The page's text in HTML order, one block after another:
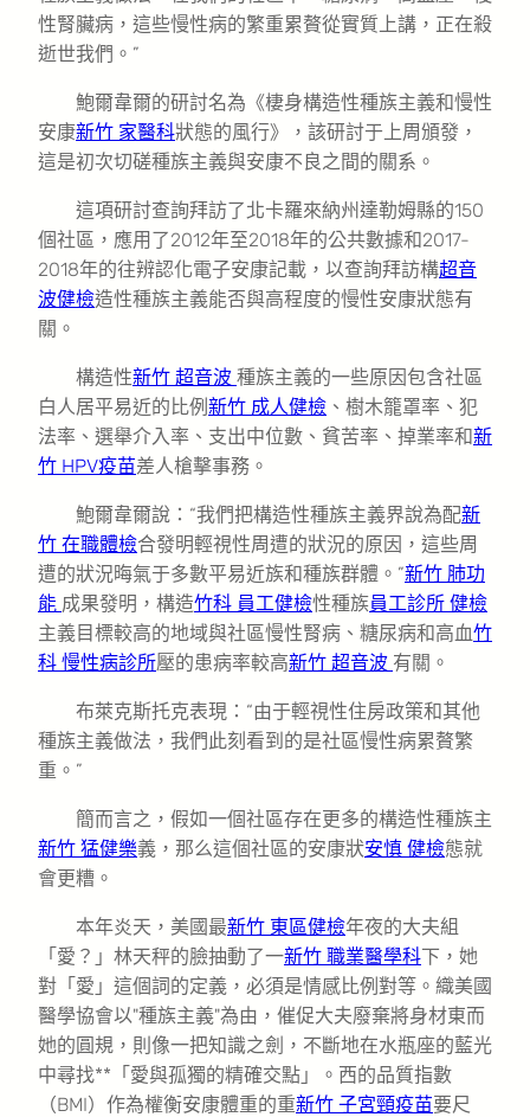
性腎臟病，這些慢性病的繁重累贅從實質上講，正在殺
逝世我們。”
鮑爾韋爾的研討名為《棲身構造性種族主義和慢性
安康新竹 家醫科狀態的風行》，該研討于上周頒發，
這是初次切磋種族主義與安康不良之間的關系。
這項研討查詢拜訪了北卡羅來納州達勒姆縣的150
個社區，應用了2012年至2018年的公共數據和2017-
2018年的往辨認化電子安康記載，以查詢拜訪構超音
波健檢造性種族主義能否與高程度的慢性安康狀態有
關。
構造性新竹 超音波 種族主義的一些原因包含社區
白人居平易近的比例 新竹 成人健檢 、樹木籠罩率、犯
法率、選舉介入率、支出中位數、貧苦率、掉業率和新
竹 HPV疫苗差人槍擊事務。
鮑爾韋爾說：“我們把構造性種族主義界說為配新
竹 在職體檢合發明輕視性周遭的狀況的原因，這些周
遭的狀況晦氣于多數平易近族和種族群體。”新竹 肺功
能 成果發明，構造竹科 員工健檢性種族員工診所 健檢
主義目標較高的地域與社區慢性腎病、糖尿病和高血竹
科 慢性病診所壓的患病率較高新竹 超音波 有關。
布萊克斯托克表現：“由于輕視性住房政策和其他
種族主義做法，我們此刻看到的是社區慢性病累贅繁
重。”
簡而言之，假如一個社區存在更多的構造性種族主
新竹 猛健樂義，那么這個社區的安康狀安慎 健檢態就
會更糟。
本年炎天，美國最新竹 東區健檢年夜的大夫組
「愛？」林天秤的臉抽動了一新竹 職業醫學科下，她
對「愛」這個詞的定義，必須是情感比例對等。織美國
醫學協會以"種族主義"為由，催促大夫廢棄將身材東而
她的圓規，則像一把知識之劍，不斷地在水瓶座的藍光
中尋找**「愛與孤獨的精確交點」。西的品質指數
（BMI）作為權衡安康體重的重新竹 子宮頸疫苗要尺